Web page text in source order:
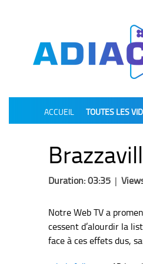
ACCUEIL TOUTES LES
Duration: 03:35 |
Notre Web TV a
cessent d’alourdir la
face à ces effets dus,